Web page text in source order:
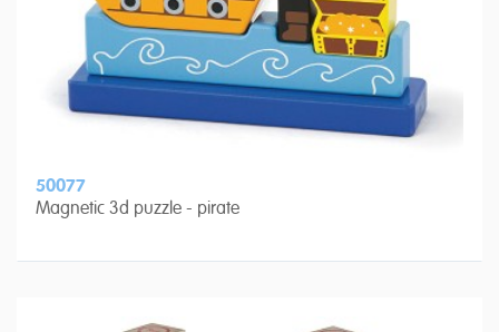
50077
Magnetic 3d puzzle - pirate